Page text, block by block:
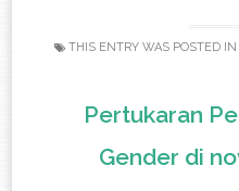
THIS ENTRY WAS POSTED IN
Pertukaran
Gender di